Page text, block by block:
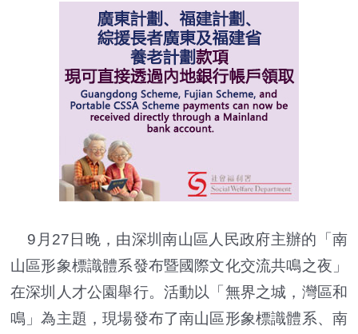
9月27日晚，由深圳南山區人民政府主辦的「南
山區形象標識體系發布暨國際文化交流共鳴之夜」
在深圳人才公園舉行。活動以「無界之城，灣區和
鳴」為主題，現場發布了南山區形象標識體系、南